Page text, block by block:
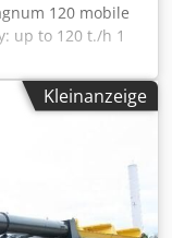
120 mobile
up to 120 t./h 1
power of the
the #8
equipment was
storage and
resistant I-
special tires,
Kleinanzeige